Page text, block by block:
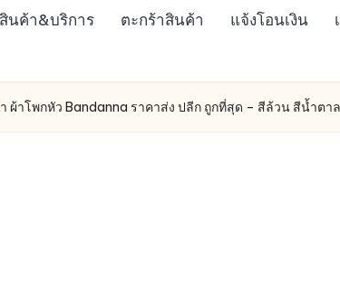
สินค้า&บริการ ตะกร้าสินค้า แจ้งโอนเงิน
ผ้าโพกหัว Bandanna ราคาส่ง ปลีก ถูกที่สุด – สีล้วน สีน้ำตา